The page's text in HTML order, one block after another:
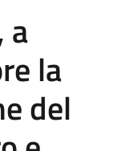
a
la
del